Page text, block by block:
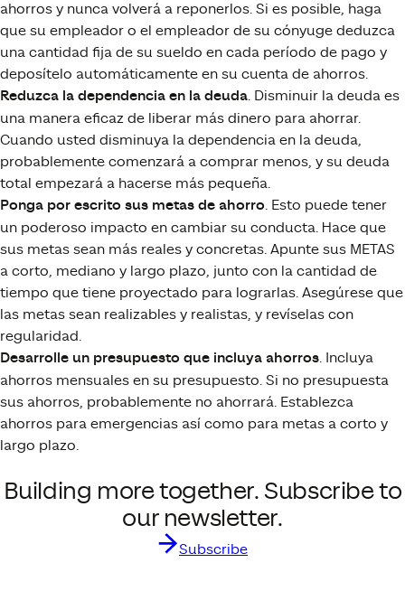
ahorros y nunca volverá a reponerlos. Si es posible, haga
que su empleador o el empleador de su cónyuge deduzca
una cantidad fija de su sueldo en cada período de pago y
deposítelo automáticamente en su cuenta de ahorros.
Reduzca la dependencia en la deuda. Disminuir la deuda es
una manera eficaz de liberar más dinero para ahorrar.
Cuando usted disminuya la dependencia en la deuda,
probablemente comenzará a comprar menos, y su deuda
total empezará a hacerse más pequeña.
Ponga por escrito sus metas de ahorro. Esto puede tener
un poderoso impacto en cambiar su conducta. Hace que
sus metas sean más reales y concretas. Apunte sus METAS
a corto, mediano y largo plazo, junto con la cantidad de
tiempo que tiene proyectado para lograrlas. Asegúrese que
las metas sean realizables y realistas, y revíselas con
regularidad.
Desarrolle un presupuesto que incluya ahorros. Incluya
ahorros mensuales en su presupuesto. Si no presupuesta
sus ahorros, probablemente no ahorrará. Establezca
ahorros para emergencias así como para metas a corto y
largo plazo.
Building more together. Subscribe to
our newsletter.
Subscribe